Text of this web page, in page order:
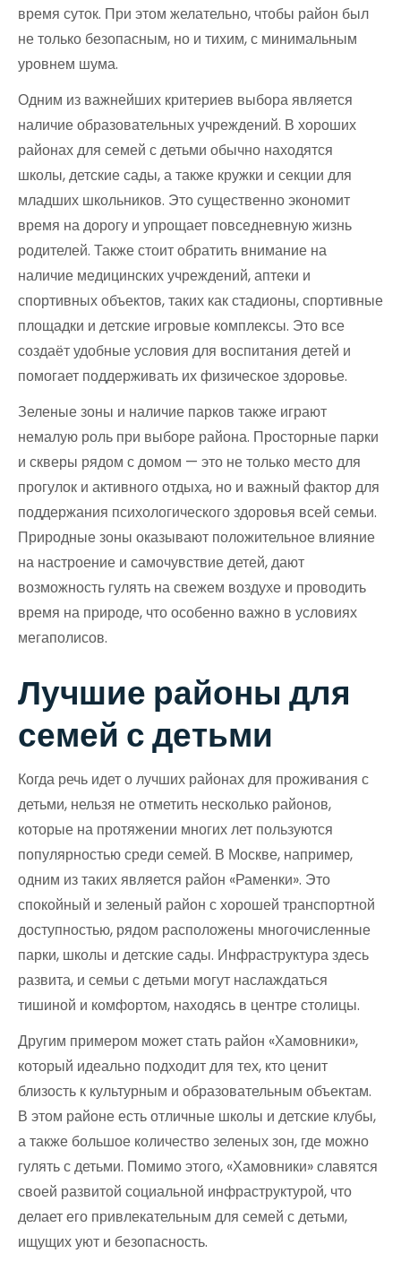
время суток. При этом желательно, чтобы район был
не только безопасным, но и тихим, с минимальным
уровнем шума.
Одним из важнейших критериев выбора является
наличие образовательных учреждений. В хороших
районах для семей с детьми обычно находятся
школы, детские сады, а также кружки и секции для
младших школьников. Это существенно экономит
время на дорогу и упрощает повседневную жизнь
родителей. Также стоит обратить внимание на
наличие медицинских учреждений, аптеки и
спортивных объектов, таких как стадионы, спортивные
площадки и детские игровые комплексы. Это все
создаёт удобные условия для воспитания детей и
помогает поддерживать их физическое здоровье.
Зеленые зоны и наличие парков также играют
немалую роль при выборе района. Просторные парки
и скверы рядом с домом — это не только место для
прогулок и активного отдыха, но и важный фактор для
поддержания психологического здоровья всей семьи.
Природные зоны оказывают положительное влияние
на настроение и самочувствие детей, дают
возможность гулять на свежем воздухе и проводить
время на природе, что особенно важно в условиях
мегаполисов.
Лучшие районы для
семей с детьми
Когда речь идет о лучших районах для проживания с
детьми, нельзя не отметить несколько районов,
которые на протяжении многих лет пользуются
популярностью среди семей. В Москве, например,
одним из таких является район «Раменки». Это
спокойный и зеленый район с хорошей транспортной
доступностью, рядом расположены многочисленные
парки, школы и детские сады. Инфраструктура здесь
развита, и семьи с детьми могут наслаждаться
тишиной и комфортом, находясь в центре столицы.
Другим примером может стать район «Хамовники»,
который идеально подходит для тех, кто ценит
близость к культурным и образовательным объектам.
В этом районе есть отличные школы и детские клубы,
а также большое количество зеленых зон, где можно
гулять с детьми. Помимо этого, «Хамовники» славятся
своей развитой социальной инфраструктурой, что
делает его привлекательным для семей с детьми,
ищущих уют и безопасность.